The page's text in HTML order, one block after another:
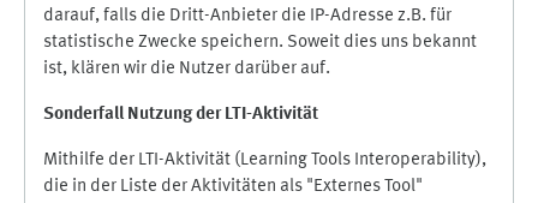
darauf, falls die Dritt-Anbieter die IP-Adresse z.B. für
statistische Zwecke speichern. Soweit dies uns bekannt
ist, klären wir die Nutzer darüber auf.
Sonderfall Nutzung der LTI-Aktivität
Mithilfe der LTI-Aktivität (Learning Tools Interoperability),
die in der Liste der Aktivitäten als "Externes Tool"